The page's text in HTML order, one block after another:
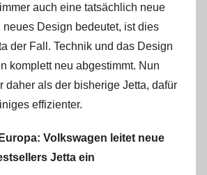
auch eine tatsächlich neue
neues Design bedeutet, ist dies
der Fall. Technik und das Design
komplett neu abgestimmt. Nun
daher als der bisherige Jetta, dafür
effizienter.
Volkswagen leitet neue
Jetta ein